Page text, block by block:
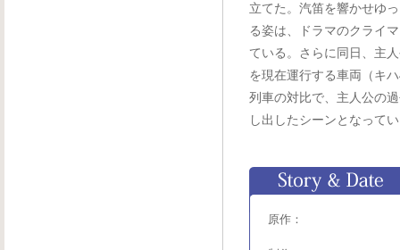
立てた。汽笛を響かせゆ
る姿は、ドラマのクライ
ている。さらに同日、主
を現在運行する車両（キ
列車の対比で、主人公の
し出したシーンとなって
原作：